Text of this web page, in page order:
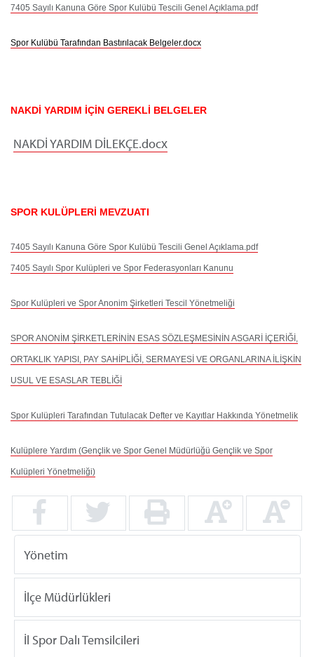
7405 Sayılı Kanuna Göre Spor Kulübü Tescili Genel Açıklama.pdf
Spor Kulübü Tarafından Bastırılacak Belgeler.docx
NAKDİ YARDIM İÇİN GEREKLİ BELGELER
NAKDİ YARDIM DİLEKÇE.docx
SPOR KULÜPLERİ MEVZUATI
7405 Sayılı Kanuna Göre Spor Kulübü Tescili Genel Açıklama.pdf
7405 Sayılı Spor Kulüpleri ve Spor Federasyonları Kanunu
Spor Kulüpleri ve Spor Anonim Şirketleri Tescil Yönetmeliği
SPOR ANONİM ŞİRKETLERİNİN ESAS SÖZLEŞMESİNİN ASGARİ İÇERİĞİ,
ORTAKLIK YAPISI, PAY SAHİPLİĞİ, SERMAYESİ VE ORGANLARINA İLİŞKİN
USUL VE ESASLAR TEBLİĞİ
Spor Kulüpleri Tarafından Tutulacak Defter ve Kayıtlar Hakkında Yönetmelik
Kulüplere Yardım (Gençlik ve Spor Genel Müdürlüğü Gençlik ve Spor
Kulüpleri Yönetmeliği)
Yönetim
İlçe Müdürlükleri
İl Spor Dalı Temsilcileri